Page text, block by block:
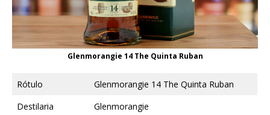
Glenmorangie 14 The Quinta Ruban
Rótulo
Glenmorangie 14 The Quinta Ruban
Destilaria
Glenmorangie